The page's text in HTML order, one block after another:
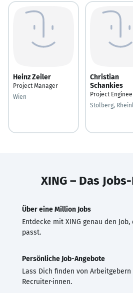
Heinz Zeiler
Project Manager
Wien
Christian
Schankies
Project
Stolberg,
XING – Das
Über eine Million Jobs
Entdecke mit XING genau den
passt.
Persönliche Job-Angebote
Lass Dich finden von
Recruiter·innen.